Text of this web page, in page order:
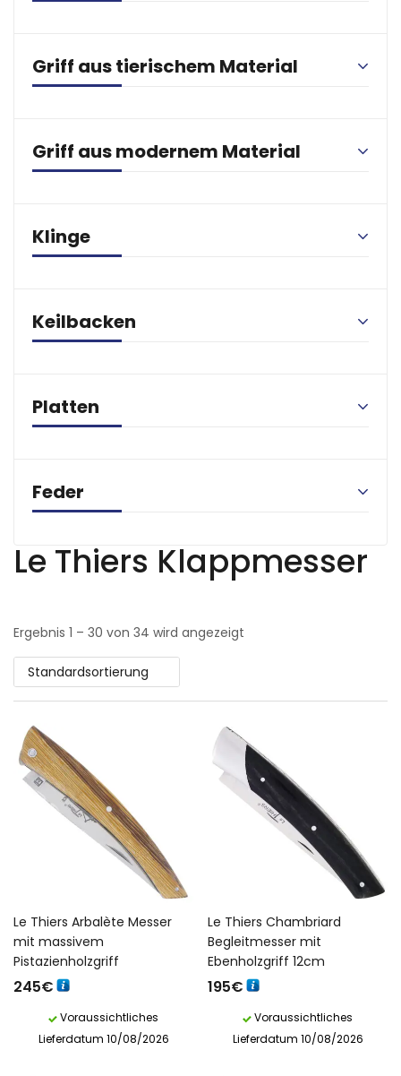
Griff aus tierischem Material
Griff aus modernem Material
Klinge
Keilbacken
Platten
Feder
Le Thiers Klappmesser
Ergebnis 1 – 30 von 34 wird angezeigt
Standardsortierung
Le Thiers Arbalète Messer
mit massivem
Pistazienholzgriff
245€
Voraussichtliches
Lieferdatum 10/08/2026
Le Thiers Chambriard
Begleitmesser mit
Ebenholzgriff 12cm
195€
Voraussichtliches
Lieferdatum 10/08/2026